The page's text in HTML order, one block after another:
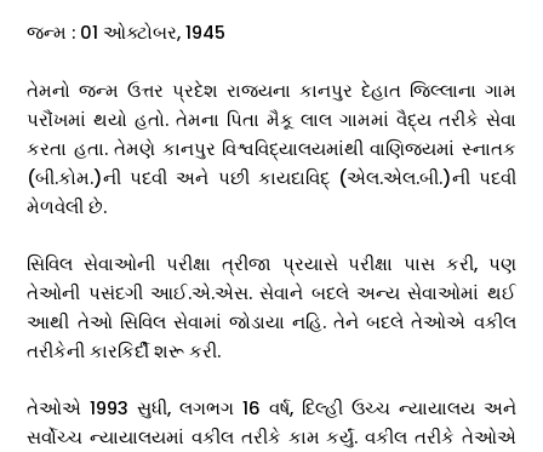
જન્મ : 01 ઓક્ટોબર, 1945
તેમનો જન્મ ઉત્તર પ્રદેશ રાજ્યના કાનપુર દેહાત જિલ્લાના ગામ
પરૌંખમાં થયો હતો. તેમના પિતા મૈકૂ લાલ ગામમાં વૈદ્ય તરીકે સેવા
કરતા હતા. તેમણે કાનપુર વિશ્વવિદ્યાલયમાંથી વાણિજ્યમાં સ્નાતક
(બી.કોમ.)ની પદવી અને પછી કાયદાવિદ્‌ (એલ.એલ.બી.)ની પદવી
મેળવેલી છે.
સિવિલ સેવાઓની પરીક્ષા ત્રીજા પ્રયાસે પરીક્ષા પાસ કરી, પણ
તેઓની પસંદગી આઈ.એ.એસ. સેવાને બદલે અન્ય સેવાઓમાં થઈ
આથી તેઓ સિવિલ સેવામાં જોડાયા નહિ. તેને બદલે તેઓએ વકીલ
તરીકેની કારકિર્દી શરૂ કરી.
તેઓએ 1993 સુધી, લગભગ 16 વર્ષ, દિલ્હી ઉચ્ચ ન્યાયાલય અને
સર્વોચ્ચ ન્યાયાલયમાં વકીલ તરીકે કામ કર્યું. વકીલ તરીકે તેઓએ